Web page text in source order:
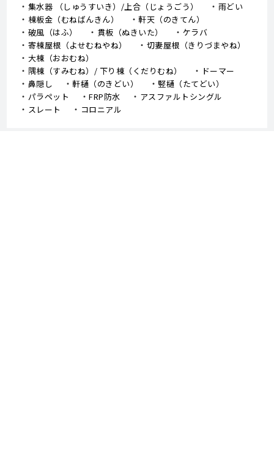
集水器 （しゅうすいき）/上合（じょうごう）
雨どい
棟板金（むねばんきん）
軒天（のきてん）
破風（はふ）
貫板（ぬきいた）
ケラバ
寄棟屋根（よせむねやね）
切妻屋根（きりづまやね）
大棟（おおむね）
隅棟（すみむね）/ 下り棟（くだりむね）
ドーマー
鼻隠し
軒樋（のきどい）
竪樋（たてどい）
パラペット
FRP防水
アスファルトシングル
スレート
コロニアル